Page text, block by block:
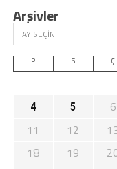
Arşivler
P S Ç
4
5 6
11
12
18
19